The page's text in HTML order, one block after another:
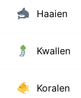
Haaien
Kwallen
Koralen